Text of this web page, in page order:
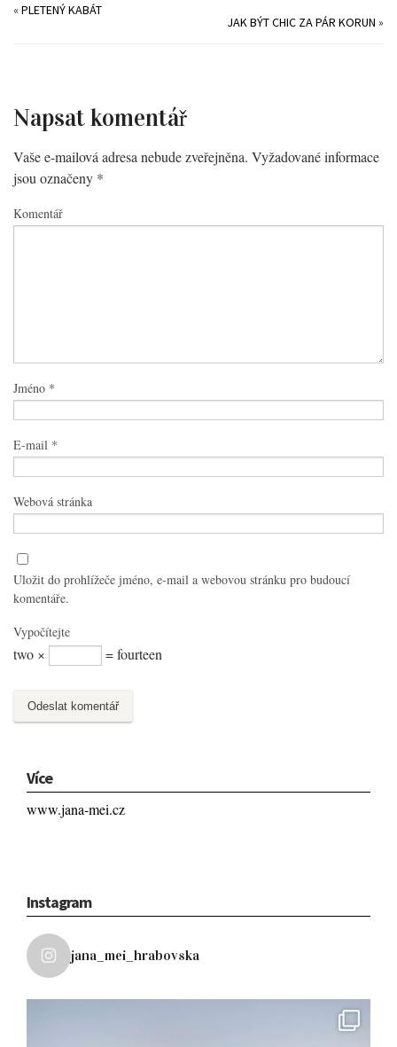
«PLETENÝ KABÁT
JAK BÝT CHIC ZA PÁR KORUN »
Napsat komentář
Vaše e-mailová adresa nebude zveřejněna. Vyžadované informace
jsou označeny *
Komentář
Jméno *
E-mail *
Webová stránka
Uložit do prohlížeče jméno, e-mail a webovou stránku pro budoucí
komentáře.
Vypočítejte
two × = fourteen
Více
www.jana-mei.cz
Instagram
jana_mei_hrabovska